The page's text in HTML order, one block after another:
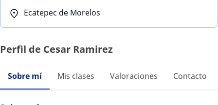
Ecatepec de Morelos
Perfil de Cesar Ramirez
Sobre mí Mis clases Valoraciones Contacto